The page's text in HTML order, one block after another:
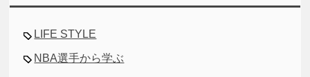
LIFE STYLE
NBA選手から学ぶ